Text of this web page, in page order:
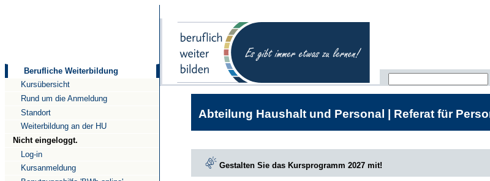
Berufliche Weiterbildung
Kursübersicht
Rund um die Anmeldung
Standort
Weiterbildung an der HU
Nicht eingeloggt.
Log-in
Kursanmeldung
Abteilung Haushalt und Personal | Referat für
Gestalten Sie das Kursprogramm 2027 mit!